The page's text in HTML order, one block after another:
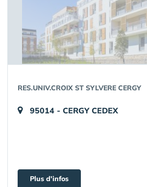
RES.UNIV.CROIX ST SYLVERE CERGY
95014 - CERGY CEDEX
Plus d'infos